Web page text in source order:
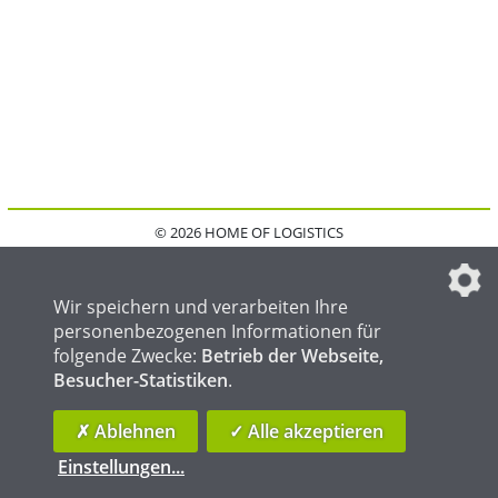
© 2026 HOME OF LOGISTICS
IMPRESSUM
FAQ
DATENSCHUTZEINSTELLUNGEN
HOME OF WELDING
HOME OF FOUNDRY
Wir speichern und verarbeiten Ihre
personenbezogenen Informationen für
folgende Zwecke: Betrieb der Webseite,
Besucher-Statistiken.
✗ Ablehnen
✓ Alle akzeptieren
Einstellungen...